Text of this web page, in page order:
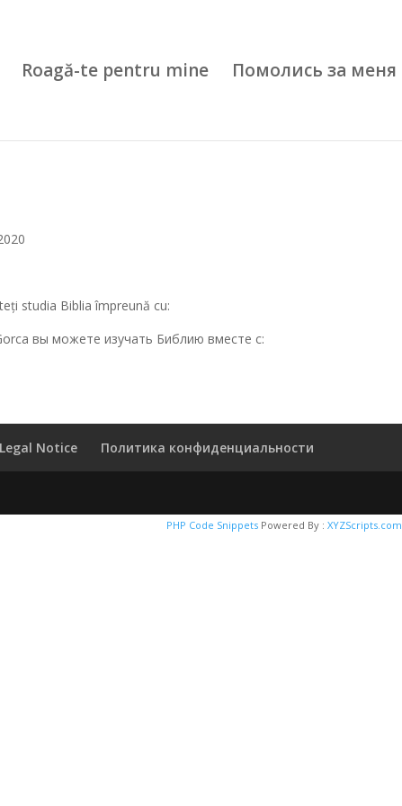
Roagă-te pentru mine Помолись за меня
studia Biblia împreună cu:
вы можете изучать Библию вместе с:
Legal Notice Политика конфиденциальности
PHP Code Snippets Powered By : XYZScripts.com